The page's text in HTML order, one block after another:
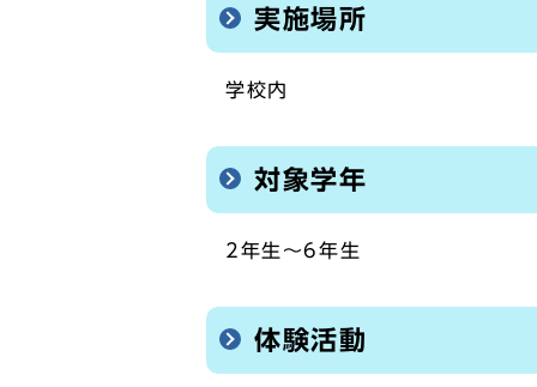
実施場所
学校内
対象学年
2年生～6年生
体験活動